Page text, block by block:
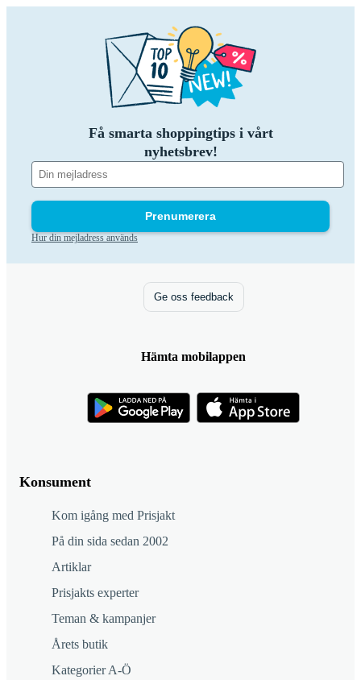
Få smarta shoppingtips i vårt
nyhetsbrev!
Prenumerera
Hur din mejladress används
Konsument
Kom igång med Prisjakt
På din sida sedan 2002
Artiklar
Prisjakts experter
Teman & kampanjer
Årets butik
Kategorier A-Ö
Ge oss feedback
Hämta mobilappen